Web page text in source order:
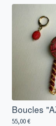
Boucles
55,00€